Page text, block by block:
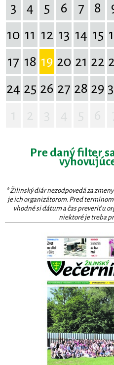
3
4 5 6 7 8
10 11 12 13 14 15
17 18 19 20 21 22
24 25 26 27 28 29
Pre daný filter
* Žilinský diár nezodpovedá za
je ich organizátorom. Pred
vhodné si dátum a čas preveriť u
niektoré je treba